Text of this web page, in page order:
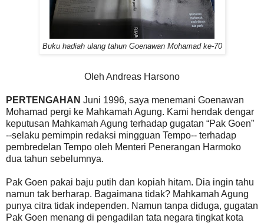
Buku hadiah ulang tahun Goenawan Mohamad ke-70
Oleh Andreas Harsono
PERTENGAHAN Juni 1996, saya menemani Goenawan
Mohamad pergi ke Mahkamah Agung. Kami hendak dengar
keputusan Mahkamah Agung terhadap gugatan “Pak Goen”
--selaku pemimpin redaksi mingguan Tempo-- terhadap
pembredelan Tempo oleh Menteri Penerangan Harmoko
dua tahun sebelumnya.
Pak Goen pakai baju putih dan kopiah hitam. Dia ingin tahu
namun tak berharap. Bagaimana tidak? Mahkamah Agung
punya citra tidak independen. Namun tanpa diduga, gugatan
Pak Goen menang di pengadilan tata negara tingkat kota